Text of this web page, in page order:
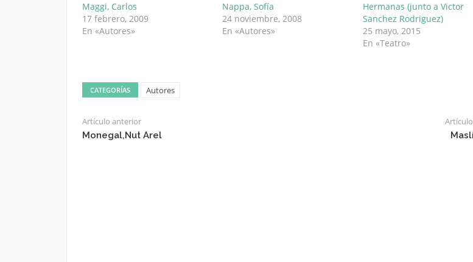
Maggi, Carlos
17 febrero, 2009
En «Autores»
Nappa, Sofía
24 noviembre, 2008
En «Autores»
Hermanas (junto a Victor
Sanchez Rodriguez)
25 mayo, 2015
En «Teatro»
CATEGORÍAS Autores
Artículo anterior
Monegal,Nut Arel